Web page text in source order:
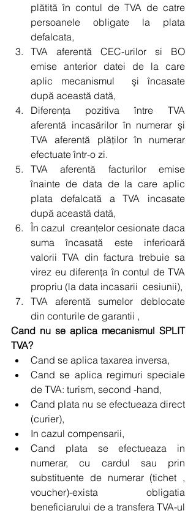
plătită în contul de TVA de catre
persoanele obligate la plata
defalcata,
TVA aferentă CEC-urilor si BO
emise anterior datei de la care
aplic mecanismul  şi încasate
după această dată,
Diferenţa pozitiva între TVA
aferentă incasărilor în numerar şi
TVA aferentă plăţilor în numerar
efectuate într-o zi.
TVA aferentă facturilor emise
înainte de data de la care aplic
plata defalcată a TVA incasate
după această dată,
În cazul  creanţelor cesionate daca
suma încasată este inferioară
valorii TVA din factura trebuie sa
virez eu diferenţa în contul de TVA
TVA aferentă sumelor deblocate
din conturile de garantii ,
Cand nu se aplica mecanismul SPLIT
TVA?
Cand se aplica taxarea inversa,
Cand se aplica regimuri speciale
de TVA: turism, second -hand,
Cand plata nu se efectueaza direct
(curier),
In cazul compensarii,
Cand plata se efectueaza in
numerar, cu cardul sau prin
substituente de numerar (tichet ,
voucher)-exista obligatia
beneficiarului de a transfera TVA-ul